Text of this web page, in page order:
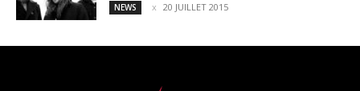
NEWS 20 JUILLET 2015